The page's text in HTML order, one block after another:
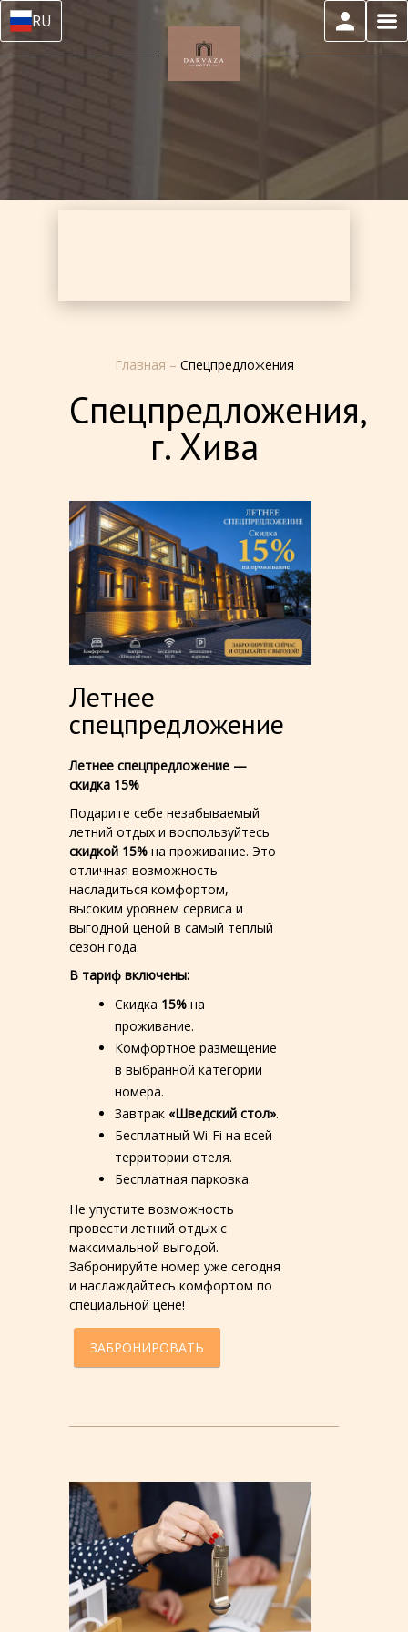
RU
Главная – Спецпредложения
Спецпредложения,
г. Хива
Летнее
спецпредложение
Летнее спецпредложение —
скидка 15%
Подарите себе незабываемый
летний отдых и воспользуйтесь
скидкой 15% на проживание. Это
отличная возможность
насладиться комфортом,
высоким уровнем сервиса и
выгодной ценой в самый теплый
сезон года.
В тариф включены:
Скидка 15% на
проживание.
Комфортное размещение
в выбранной категории
номера.
Завтрак «Шведский стол».
Бесплатный Wi-Fi на всей
территории отеля.
Бесплатная парковка.
Не упустите возможность
провести летний отдых с
максимальной выгодой.
Забронируйте номер уже сегодня
и наслаждайтесь комфортом по
специальной цене!
ЗАБРОНИРОВАТЬ